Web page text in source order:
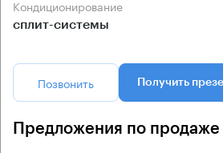
Кондиционирование
сплит-системы
Позвонить Получить
Предложения по продаже